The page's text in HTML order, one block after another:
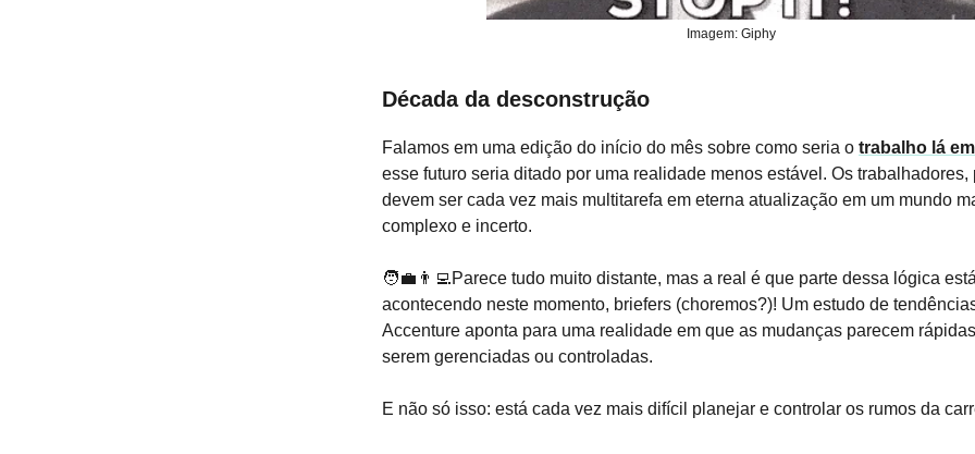
Imagem: Giphy
Década da desconstrução
Falamos em uma edição do início do mês sobre como seria o trabalho lá
esse futuro seria ditado por uma realidade menos estável. Os trabalhadores,
devem ser cada vez mais multitarefa em eterna atualização em um mundo
complexo e incerto.
🧑‍💼👨‍💻Parece tudo muito distante, mas a real é que parte dessa lógica
acontecendo neste momento, briefers (choremos?)! Um estudo de
Accenture aponta para uma realidade em que as mudanças parecem
serem gerenciadas ou controladas.
E não só isso: está cada vez mais difícil planejar e controlar os rumos da